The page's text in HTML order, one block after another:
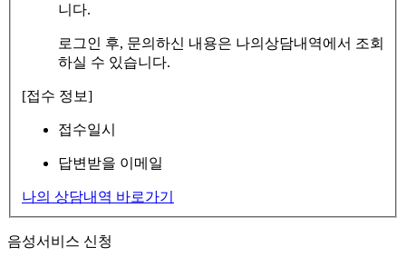
니다.
로그인 후, 문의하신 내용은 나의상담내역에서 조회
하실 수 있습니다.
[접수 정보]
접수일시
답변받을 이메일
나의 상담내역 바로가기
음성서비스 신청